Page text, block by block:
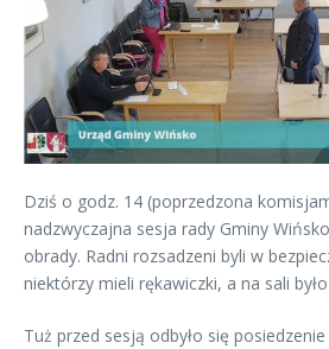
Dziś o godz. 14 (poprzedzona
nadzwyczajna sesja rady Gminy
obrady. Radni rozsadzeni byli w
niektórzy mieli rękawiczki, a na sali
Tuż przed sesją odbyło się